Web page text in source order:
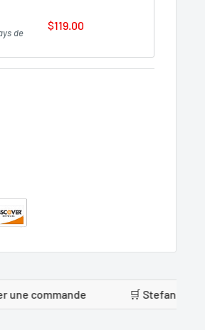
de
$119.00
🛒 Stefanie Reusch de